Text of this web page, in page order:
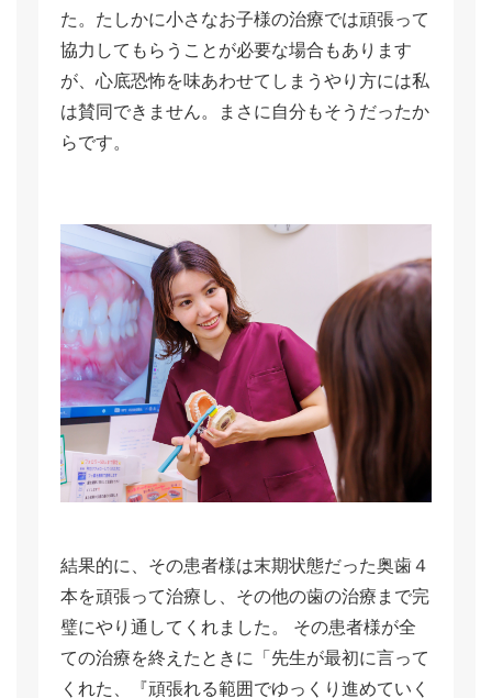
た。たしかに小さなお子様の治療では頑張って
協力してもらうことが必要な場合もあります
が、心底恐怖を味あわせてしまうやり方には私
は賛同できません。まさに自分もそうだったか
らです。
結果的に、その患者様は末期状態だった奥歯４
本を頑張って治療し、その他の歯の治療まで完
璧にやり通してくれました。 その患者様が全
ての治療を終えたときに「先生が最初に言って
くれた、『頑張れる範囲でゆっくり進めていく